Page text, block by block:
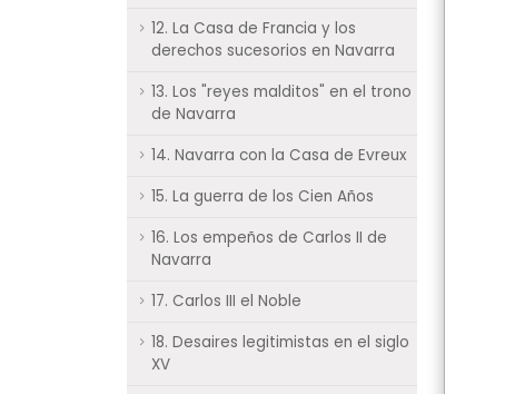
12. La Casa de Francia y los
derechos sucesorios en Navarra
13. Los "reyes malditos" en el trono
de Navarra
14. Navarra con la Casa de Evreux
15. La guerra de los Cien Años
16. Los empeños de Carlos II de
Navarra
17. Carlos III el Noble
18. Desaires legitimistas en el siglo
XV